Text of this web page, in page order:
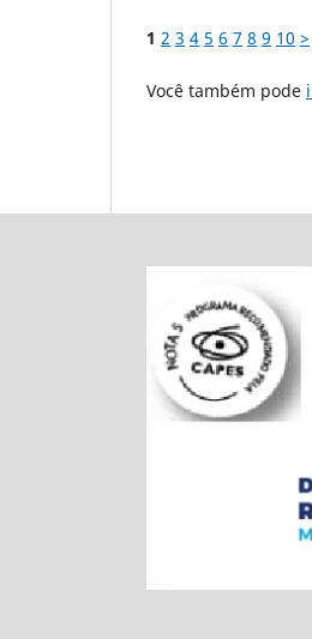
1 2 3 4 5 6 7 8 9 10 >
Você também pode